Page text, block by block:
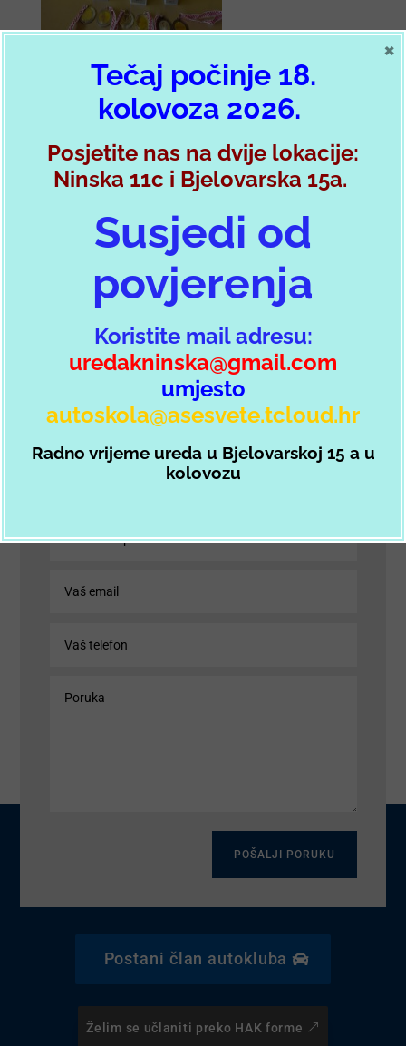
Imate pitanje?
Slobodno nas kontaktirajte koristeći kontakt formu sa
desne strane. Odgovaramo u najkraćem mogućem
roku.
POŠALJI PORUKU
Postani član autokluba
Želim se učlaniti preko HAK forme
Tečaj počinje 18.
kolovoza 2026.
Posjetite nas na dvije lokacije:
Ninska 11c i Bjelovarska 15a.
Susjedi od
povjerenja
Koristite mail adresu:
uredakninska@gmail.com
umjesto
autoskola@asesvete.tcloud.hr
Radno vrijeme ureda u Bjelovarskoj 15 a u
kolovozu
×